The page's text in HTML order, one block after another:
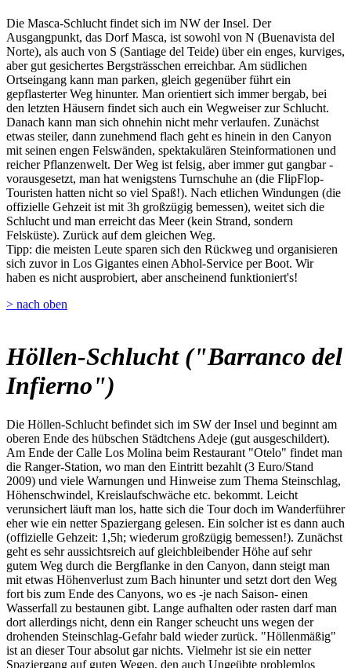
Die Masca-Schlucht findet sich im NW der Insel. Der
Ausgangpunkt, das Dorf Masca, ist sowohl von N (Buenavista del
Norte), als auch von S (Santiage del Teide) über ein enges, kurviges,
aber gut gesichertes Bergsträsschen erreichbar. Am südlichen
Ortseingang kann man parken, gleich gegenüber führt ein
gepflasterter Weg hinunter. Man orientiert sich immer bergab, bei
den letzten Häusern findet sich auch ein Wegweiser zur Schlucht.
Danach kann man sich ohnehin nicht mehr verlaufen. Zunächst
etwas steiler, dann zunehmend flach geht es hinein in den Canyon
mit seinen engen Felswänden, spektakulären Steinformationen und
reicher Pflanzenwelt. Der Weg ist felsig, aber immer gut gangbar -
vorausgesetzt, man hat wenigstens Turnschuhe an (die FlipFlop-
Touristen hatten nicht so viel Spaß!). Nach etlichen Windungen (die
offizielle Gehzeit ist mit 3h großzügig bemessen), weitet sich die
Schlucht und man erreicht das Meer (kein Strand, sondern
Felsküste). Zurück auf dem gleichen Weg.
Tipp: die meisten Leute sparen sich den Rückweg und organisieren
sich zuvor in Los Gigantes einen Abhol-Service per Boot. Wir
haben es nicht ausprobiert, aber anscheinend funktioniert's!
> nach oben
Höllen-Schlucht ("Barranco del
Infierno")
Die Höllen-Schlucht befindet sich im SW der Insel und beginnt am
oberen Ende des hübschen Städtchens Adeje (gut ausgeschildert).
Am Ende der Calle Los Molina beim Restaurant "Otelo" findet man
die Ranger-Station, wo man den Eintritt bezahlt (3 Euro/Stand
2009) und viele Warnungen und Hinweise zum Thema Steinschlag,
Höhenschwindel, Kreislaufschwäche etc. bekommt. Leicht
verunsichert läuft man los, hatte sich die Tour doch im Wanderführer
eher wie ein netter Spaziergang gelesen. Ein solcher ist es dann auch
(offizielle Gehzeit: 1,5h; wiederum großzügig bemessen!). Zunächst
geht es sehr aussichtsreich auf gleichbleibender Höhe auf sehr
gutem Weg durch die Bergflanke in den Canyon, dann steigt man
mit etwas Höhenverlust zum Bach hinunter und setzt dort den Weg
fort bis zum Ende des Canyons, wo es -je nach Saison- einen
Wasserfall zu bestaunen gibt. Lange aufhalten oder rasten darf man
dort allerdings nicht, denn ein Ranger scheucht uns wegen der
drohenden Steinschlag-Gefahr bald wieder zurück. "Höllenmäßig"
ist an dieser Tour absolut gar nichts. Vielmehr ist sie ein netter
Spaziergang auf guten Wegen, den auch Ungeübte problemlos